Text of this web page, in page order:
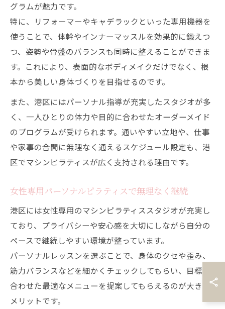
グラムが魅力です。
特に、リフォーマーやキャデラックといった専用機器を
使うことで、体幹やインナーマッスルを効果的に鍛えつ
つ、姿勢や骨盤のバランスも同時に整えることができま
す。これにより、表面的なボディメイクだけでなく、根
本から美しい身体づくりを目指せるのです。
また、港区にはパーソナル指導が充実したスタジオが多
く、一人ひとりの体力や目的に合わせたオーダーメイド
のプログラムが受けられます。通いやすい立地や、仕事
や家事の合間に無理なく通えるスケジュール設定も、港
区でマシンピラティスが広く支持される理由です。
女性専用パーソナルピラティスで無理なく継続
港区には女性専用のマシンピラティススタジオが充実し
ており、プライバシーや安心感を大切にしながら自分の
ペースで継続しやすい環境が整っています。
パーソナルレッスンを選ぶことで、身体のクセや歪み、
筋力バランスなどを細かくチェックしてもらい、目標に
合わせた最適なメニューを提案してもらえるのが大きな
メリットです。